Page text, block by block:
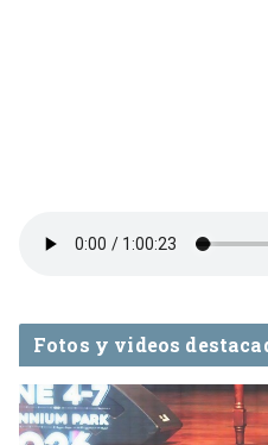
Fotos y videos